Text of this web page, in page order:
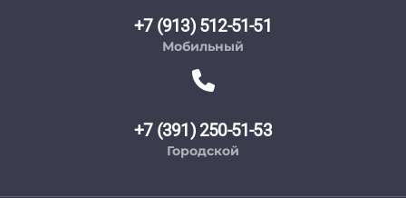
+7 (913) 512-51-51
Мобильный
+7 (391) 250-51-53
Городской